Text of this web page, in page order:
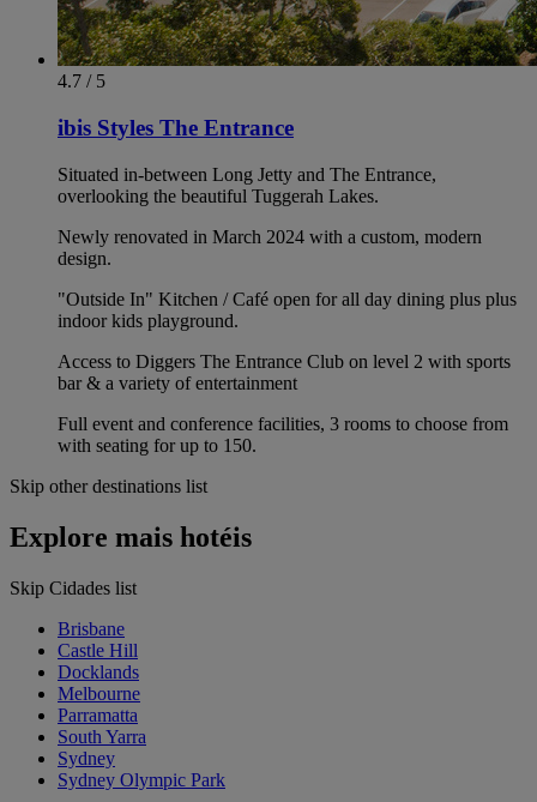
4.7 / 5
ibis Styles The Entrance
Situated in-between Long Jetty and The Entrance,
overlooking the beautiful Tuggerah Lakes.
Newly renovated in March 2024 with a custom, modern
design.
"Outside In" Kitchen / Café open for all day dining plus plus
indoor kids playground.
Access to Diggers The Entrance Club on level 2 with sports
bar & a variety of entertainment
Full event and conference facilities, 3 rooms to choose from
with seating for up to 150.
Skip other destinations list
Explore mais hotéis
Skip Cidades list
Brisbane
Castle Hill
Docklands
Melbourne
Parramatta
South Yarra
Sydney
Sydney Olympic Park